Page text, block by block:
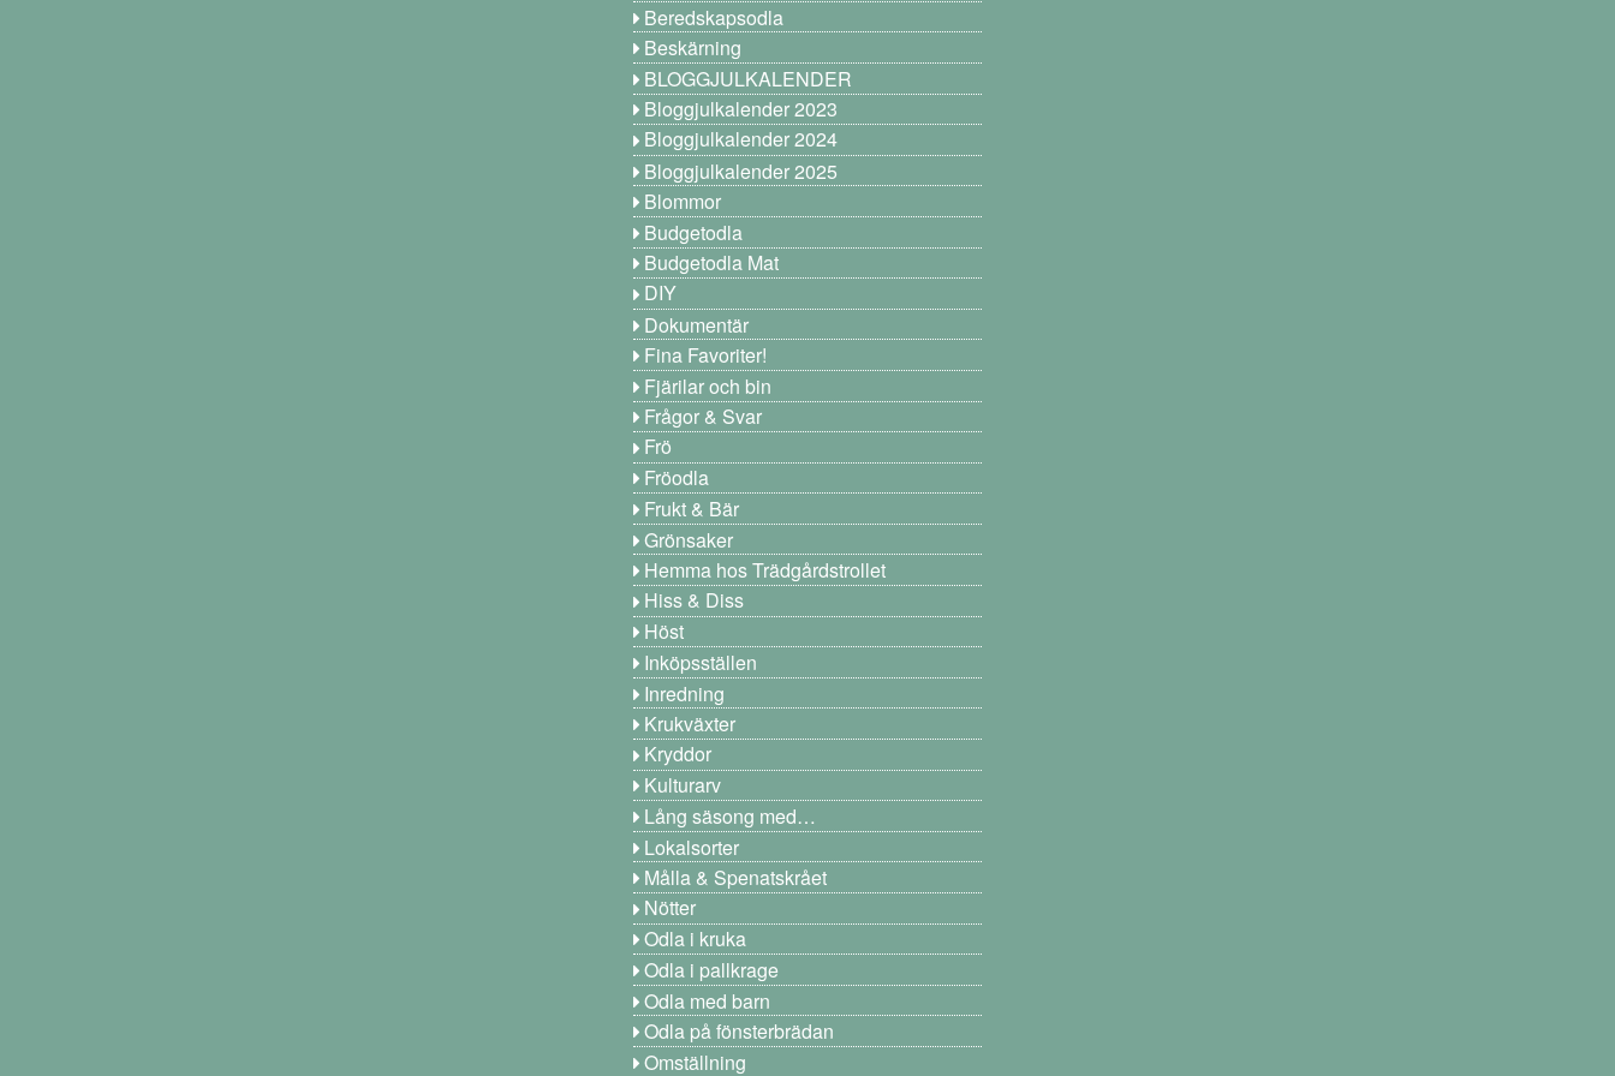
Beredskapsodla
Beskärning
BLOGGJULKALENDER
Bloggjulkalender 2023
Bloggjulkalender 2024
Bloggjulkalender 2025
Blommor
Budgetodla
Budgetodla Mat
DIY
Dokumentär
Fina Favoriter!
Fjärilar och bin
Frågor & Svar
Frö
Fröodla
Frukt & Bär
Grönsaker
Hemma hos Trädgårdstrollet
Hiss & Diss
Höst
Inköpsställen
Inredning
Krukväxter
Kryddor
Kulturarv
Lång säsong med…
Lokalsorter
Målla & Spenatskrået
Nötter
Odla i kruka
Odla i pallkrage
Odla med barn
Odla på fönsterbrädan
Omställning